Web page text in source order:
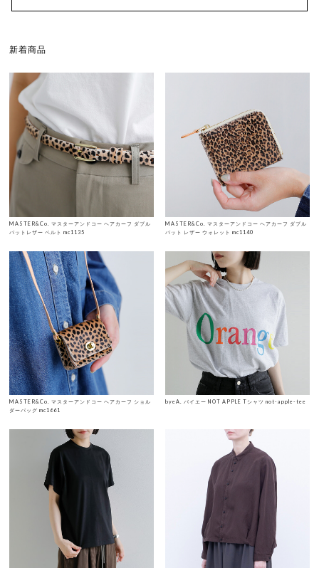
新着商品
MASTER&Co. マスターアンドコー ヘアカーフ ダブル
バットレザー ベルト mc1135
MASTER&Co. マスターアンドコー ヘアカーフ ダブル
バット レザー ウォレット mc1140
MASTER&Co. マスターアンドコー ヘアカーフ ショル
ダーバッグ mc1661
byeA. バイエー NOT APPLE Tシャツ not-apple-tee